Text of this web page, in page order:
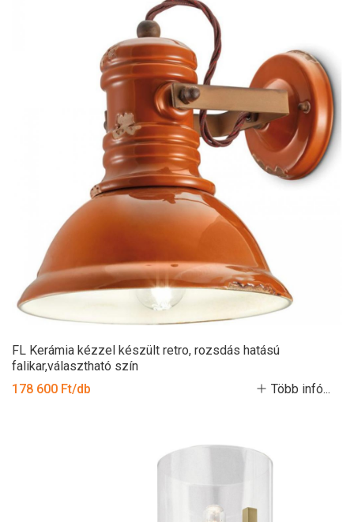
FL Kerámia kézzel készült retro, rozsdás hatású
falikar,választható szín
178 600 Ft/db
Több infó...